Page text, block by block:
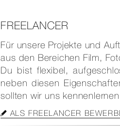
FREELANCER
Für unsere Projekte und
aus den Bereichen Film,
Du bist flexibel,
neben diesen
sollten wir uns
ALS FREELANCER